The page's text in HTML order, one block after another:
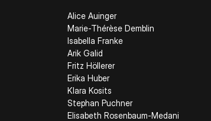
Alice Auinger
Marie-Thérèse Demblin
Isabella Franke
Arik Galid
Fritz Höllerer
Erika Huber
Klara Kosits
Stephan Puchner
Elisabeth Rosenbaum-Medani